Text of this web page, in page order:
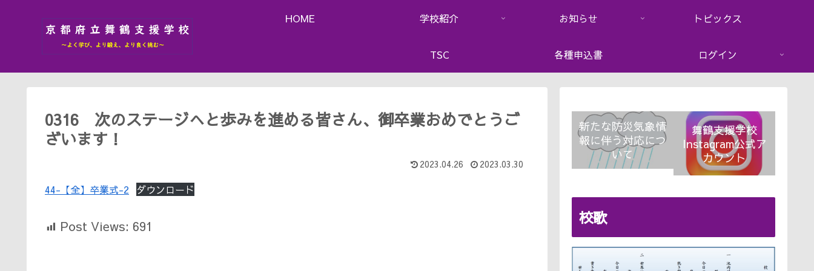
HOME 学校紹介 お知らせ トピックス
TSC 各種申込書 ログイン
0316 次のステージへと歩みを進める皆さん、御卒業おめでとうご
ざいます！
2023.04.26 2023.03.30
44-【全】卒業式-2 ダウンロード
Post Views: 691
新たな防災気象情
報に伴う対応につ
いて
舞鶴支援学校
Instagram公式ア
カウント
校歌